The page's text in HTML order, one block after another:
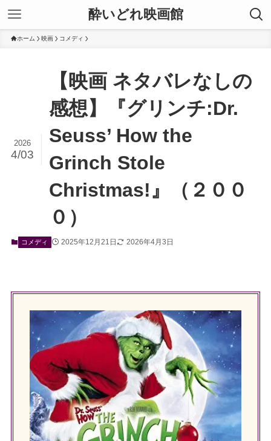
酔いどれ映画館
ホーム 映画 コメディ
【映画 ネタバレなしの
感想】『グリンチ:Dr.
Seuss’ How the
Grinch Stole
Christmas!』（２００
０）
2026
4/03
コメディ 2025年12月21日 2026年4月3日